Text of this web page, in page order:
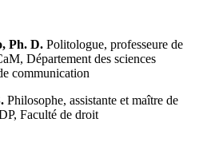
Ph. D. Politologue, professeure de
Département des sciences
communication
Philosophe, assistante et maître de
Faculté de droit